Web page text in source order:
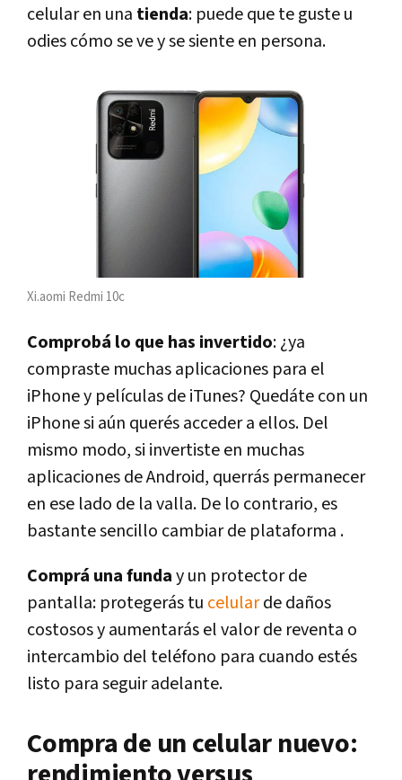
celular en una tienda: puede que te guste u
odies cómo se ve y se siente en persona.
Xi.aomi Redmi 10c
Comprobá lo que has invertido: ¿ya
compraste muchas aplicaciones para el
iPhone y películas de iTunes? Quedáte con un
iPhone si aún querés acceder a ellos. Del
mismo modo, si invertiste en muchas
aplicaciones de Android, querrás permanecer
en ese lado de la valla. De lo contrario, es
bastante sencillo cambiar de plataforma .
Comprá una funday un protector de
pantalla: protegerás tu celularde daños
costosos y aumentarás el valor de reventa o
intercambio del teléfono para cuando estés
listo para seguir adelante.
Compra de un celular nuevo: